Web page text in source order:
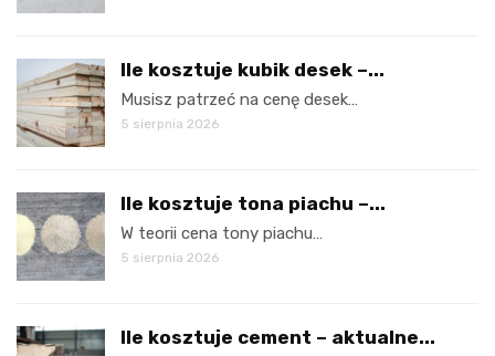
Ile kosztuje kubik desek –...
Musisz patrzeć na cenę desek…
5 sierpnia 2026
Ile kosztuje tona piachu –...
W teorii cena tony piachu…
5 sierpnia 2026
Ile kosztuje cement – aktualne...